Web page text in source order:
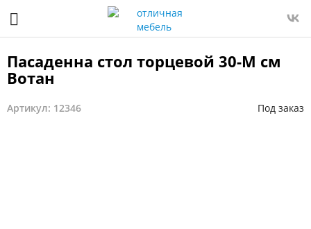
Пасаденна стол торцевой 30-М см
Вотан
Артикул: 12346 Под заказ